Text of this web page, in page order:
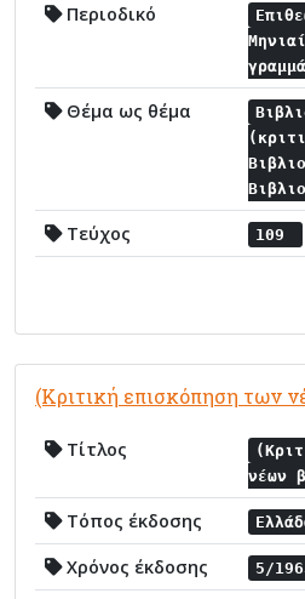
Περιοδικό
Θέμα ως θέμα
Τεύχος 109
(Κριτική επισκόπηση των
Τίτλος
νέων
Τόπος έκδοσης
Χρόνος έκδοσης 5/